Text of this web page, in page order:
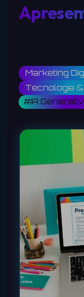
Marketing
Tecnologia &
#IA